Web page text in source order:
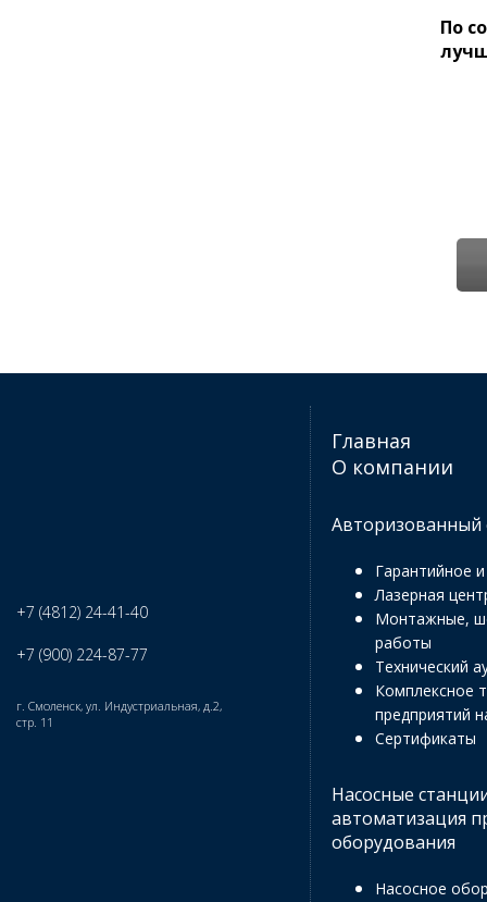
По
+7 (4812) 24-41-40
+7 (900) 224-87-77
г. Смоленск, ул. Индустриальная, д.2,
стр. 11
Главная
О компании
Авторизованный
Гарантийное
Лазерная
Монтажные,
работы
Технический
Комплексное
предприятий
Сертификаты
Насосные
автоматизация
оборудования
Насосное